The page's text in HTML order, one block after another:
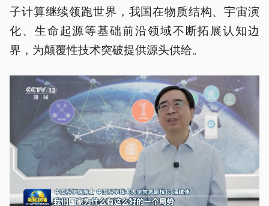
子计算继续领跑世界，我国在物质结构、宇宙演
化、生命起源等基础前沿领域不断拓展认知边
界，为颠覆性技术突破提供源头供给。